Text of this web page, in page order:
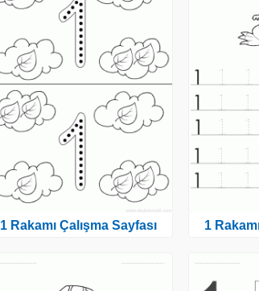
1 Rakamı Çalışma Sayfası 1